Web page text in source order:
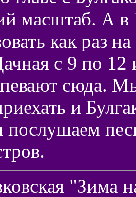
масштаб. А в
как раз
с 9 по
сюда.
и
послушаем
"Зима